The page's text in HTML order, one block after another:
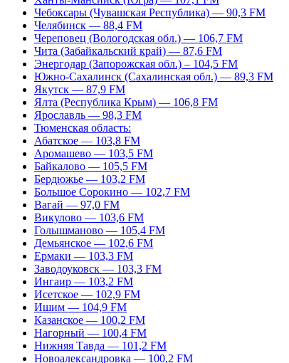
Чебоксары (Чувашская Республика) — 90,3 FM
Челябинск — 88,4 FM
Череповец (Вологодская обл.) — 106,7 FM
Чита (Забайкальский край) — 87,6 FM
Энергодар (Запорожская обл.) – 104,5 FM
Южно-Сахалинск (Сахалинская обл.) — 89,3 FM
Якутск — 87,9 FM
Ялта (Республика Крым) — 106,8 FM
Ярославль — 98,3 FM
Тюменская область:
Абатское — 103,8 FM
Аромашево — 103,5 FM
Байкалово — 105,5 FM
Бердюжье — 103,2 FM
Большое Сорокино — 102,7 FM
Вагай — 97,0 FM
Викулово — 103,6 FM
Голышманово — 105,4 FM
Демьянское — 102,6 FM
Ермаки — 103,3 FM
Заводоуковск — 103,3 FM
Ингаир — 103,2 FM
Исетское — 102,9 FM
Ишим — 104,9 FM
Казанское — 100,2 FM
Нагорный — 100,4 FM
Нижняя Тавда — 101,2 FM
Новоалександровка — 100,2 FM